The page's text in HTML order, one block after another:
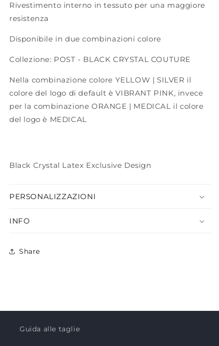
Rivestimento interno in tessuto per una maggiore
resistenza
Disponibile in due combinazioni colore
Collezione: POST - BLACK CRYSTAL COUTURE
Nella combinazione colore YELLOW | SILVER il
colore del logo di default è VIBRANT PINK, invece
per la combinazione ORANGE | MEDICAL il colore
del logo è MEDICAL
Black Crystal Latex Exclusive Design
PERSONALIZZAZIONI
INFO
Share
Guida alle taglie